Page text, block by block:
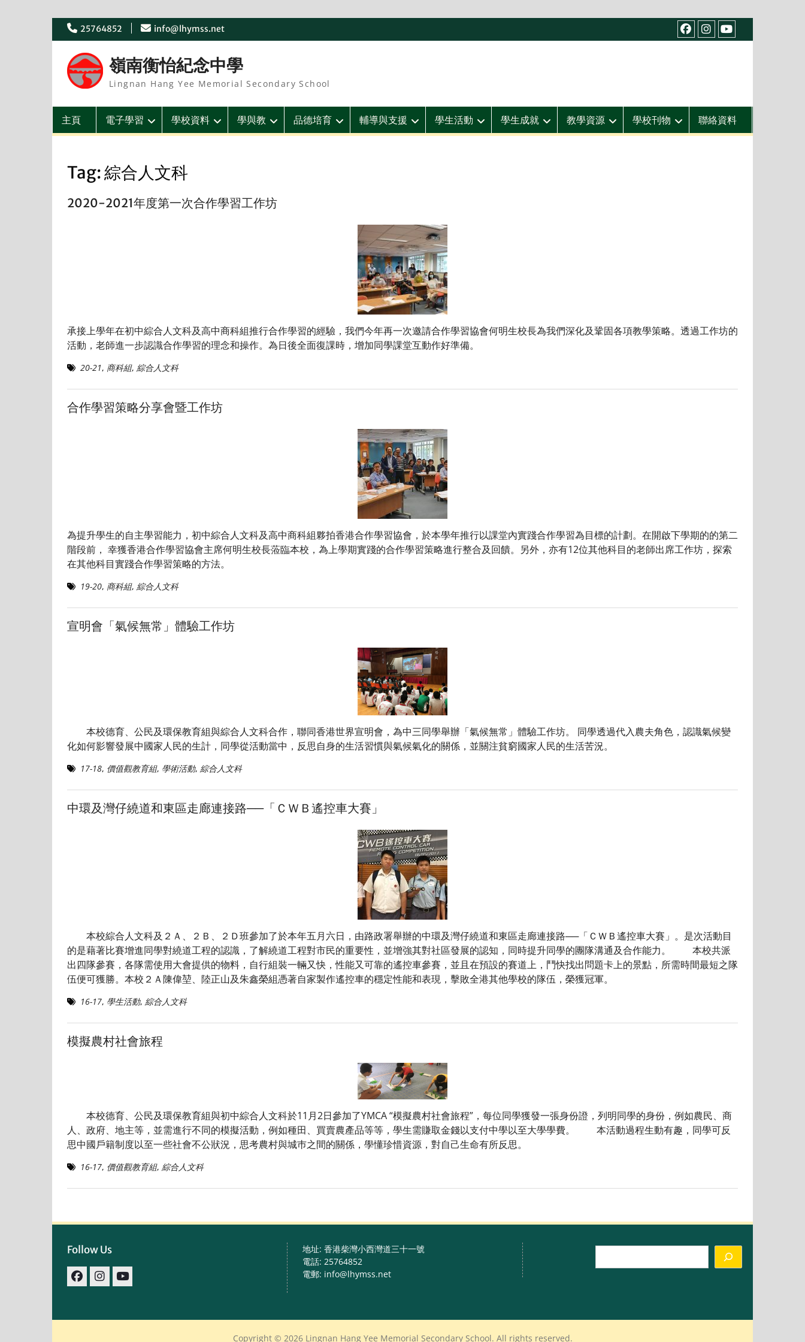
Skip
25764852
info@lhymss.net
facebook
IG youtube
嶺南衡怡紀念中學
Lingnan Hang Yee Memorial Secondary School
主頁 電子學習 學校資料 學與教 品德培育 輔導與支援 學生活動 學生成就 教學資源 學校刊物 聯絡資料
Tag:綜合人文科
2020-2021年度第一次合作學習工作坊
承接上學年在初中綜合人文科及高中商科組推行合作學習的經驗，我們今年再一次邀請合作學習協會何明生校長為我們深化及鞏固各項教學策略。透過工作坊的
活動，老師進一步認識合作學習的理念和操作。為日後全面復課時，增加同學課堂互動作好準備。
20-21, 商科組, 綜合人文科
合作學習策略分享會暨工作坊
為提升學生的自主學習能力，初中綜合人文科及高中商科組夥拍香港合作學習協會，於本學年推行以課堂內實踐合作學習為目標的計劃。在開啟下學期的的第二
階段前， 幸獲香港合作學習協會主席何明生校長蒞臨本校，為上學期實踐的合作學習策略進行整合及回饋。另外，亦有12位其他科目的老師出席工作坊，探索
在其他科目實踐合作學習策略的方法。
19-20, 商科組, 綜合人文科
宣明會「氣候無常」體驗工作坊
本校德育、公民及環保教育組與綜合人文科合作，聯同香港世界宣明會，為中三同學舉辦「氣候無常」體驗工作坊。 同學透過代入農夫角色，認識氣候變
化如何影響發展中國家人民的生計，同學從活動當中，反思自身的生活習慣與氣候氣化的關係，並關注貧窮國家人民的生活苦況。
17-18, 價值觀教育組, 學術活動, 綜合人文科
中環及灣仔繞道和東區走廊連接路──「ＣＷＢ遙控車大賽」
本校綜合人文科及２Ａ、２Ｂ、２Ｄ班參加了於本年五月六日，由路政署舉辦的中環及灣仔繞道和東區走廊連接路──「ＣＷＢ遙控車大賽」。是次活動目
的是藉著比賽增進同學對繞道工程的認識，了解繞道工程對市民的重要性，並增強其對社區發展的認知，同時提升同學的團隊溝通及合作能力。 本校共派
出四隊參賽，各隊需使用大會提供的物料，自行組裝一輛又快，性能又可靠的遙控車參賽，並且在預設的賽道上，鬥快找出問題卡上的景點，所需時間最短之隊
伍便可獲勝。本校２Ａ陳偉堃、陸正山及朱鑫榮組憑著自家製作遙控車的穩定性能和表現，擊敗全港其他學校的隊伍，榮獲冠軍。
16-17, 學生活動, 綜合人文科
模擬農村社會旅程
本校德育、公民及環保教育組與初中綜合人文科於11月2日參加了YMCA “模擬農村社會旅程”，每位同學獲發一張身份證，列明同學的身份，例如農民、商
人、政府、地主等，並需進行不同的模擬活動，例如種田、買賣農產品等等，學生需賺取金錢以支付中學以至大學學費。 本活動過程生動有趣，同學可反
思中國戶籍制度以至一些社會不公狀況，思考農村與城巿之間的關係，學懂珍惜資源，對自己生命有所反思。
16-17, 價值觀教育組, 綜合人文科
Follow Us
地址: 香港柴灣小西灣道三十一號
電話: 25764852
電郵: info@lhymss.net
Copyright © 2026 Lingnan Hang Yee Memorial Secondary School. All rights reserved.